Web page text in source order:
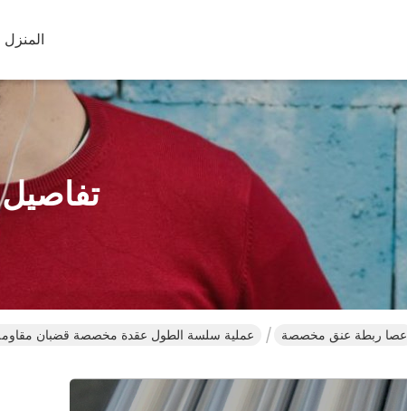
المنزل
عصا ربطة عنق مخصصة عملية سلسة الطول عقدة مخصصة قضبان مقاومة